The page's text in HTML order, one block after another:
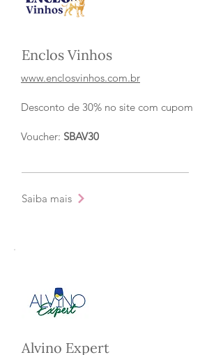
Enclos Vinhos
www.enclosvinhos.com.br
Desconto de 30% no site com cupom
Voucher: SBAV30
Saiba mais
Alvino Expert